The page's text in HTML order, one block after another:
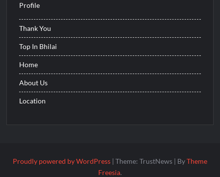
Profile
Thank You
Top In Bhilai
Home
About Us
Location
Proudly powered by WordPress | Theme: TrustNews | ByTheme
Freesia.